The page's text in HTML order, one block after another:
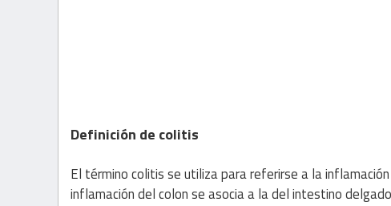
Definición de colitis
El término colitis se utiliza para referirse a la
inflamación del colon se asocia a la del intestino